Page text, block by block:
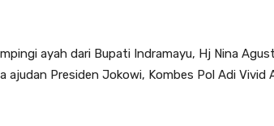
ayah dari Bupati Indramayu, Hj Nina
ajudan Presiden Jokowi, Kombes Pol Adi Vivid